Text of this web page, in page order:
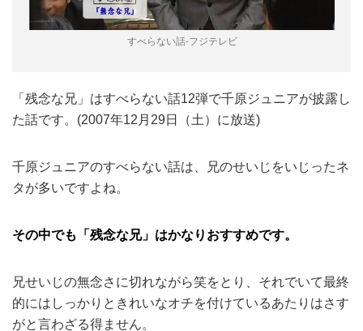
すべらない話-フジテレビ
「残念な兄」はすべらない話12弾で千原ジュニアが披露し
た話です。(2007年12月29日（土）に放送)
千原ジュニアのすべらない話は、兄のせいじをいじったネ
タが多いですよね。
その中でも「残念な兄」はかなりおすすめです。
兄せいじの無念さに切れながら笑をとり、それでいて最終
的にはしっかりときれいなオチを付けているあたりはさす
がと言わざる得ません。